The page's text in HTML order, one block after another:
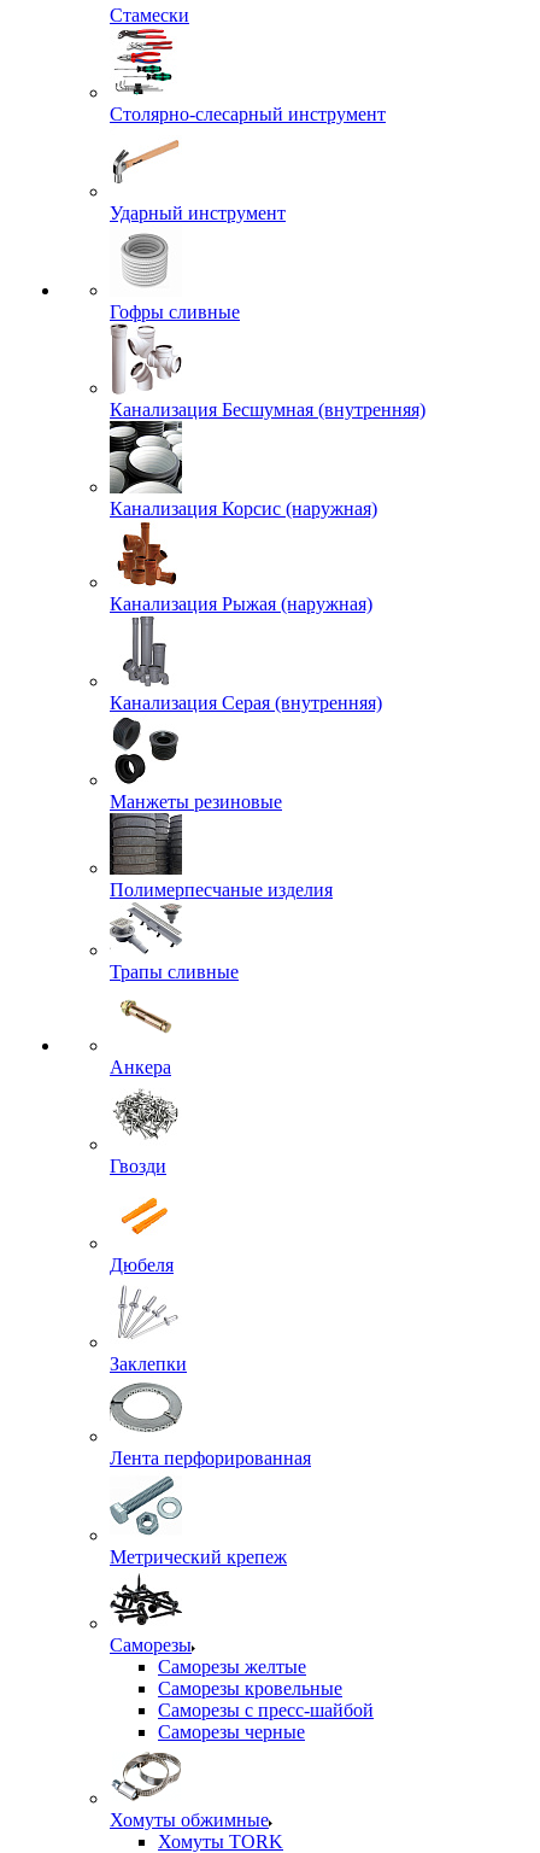
Стамески
Столярно-слесарный инструмент
Ударный инструмент
Гофры сливные
Канализация Бесшумная (внутренняя)
Канализация Корсис (наружная)
Канализация Рыжая (наружная)
Канализация Серая (внутренняя)
Манжеты резиновые
Полимерпесчаные изделия
Трапы сливные
Анкера
Гвозди
Дюбеля
Заклепки
Лента перфорированная
Метрический крепеж
Саморезы
Саморезы желтые
Саморезы кровельные
Саморезы с пресс-шайбой
Саморезы черные
Хомуты обжимные
Хомуты TORK